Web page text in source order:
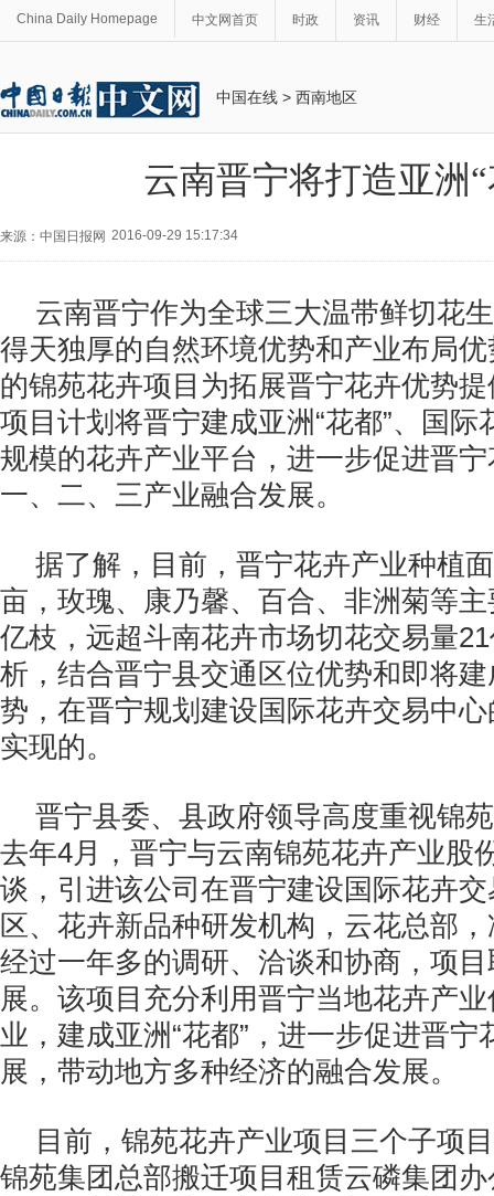
China Daily Homepage 中文网首页 时政 资讯 财经 生
中国在线 > 西南地区
云南晋宁将打造亚洲
来源：中国日报网 2016-09-29 15:17:34
云南晋宁作为全球三大温带鲜切花
得天独厚的自然环境优势和产业布局
的锦苑花卉项目为拓展晋宁花卉优势
项目计划将晋宁建成亚洲“花都”、国际
规模的花卉产业平台，进一步促进晋
一、二、三产业融合发展。
据了解，目前，晋宁花卉产业种植
亩，玫瑰、康乃馨、百合、非洲菊等
亿枝，远超斗南花卉市场切花交易量
析，结合晋宁县交通区位优势和即将
势，在晋宁规划建设国际花卉交易中
实现的。
晋宁县委、县政府领导高度重视锦
去年4月，晋宁与云南锦苑花卉产业股
谈，引进该公司在晋宁建设国际花卉
区、花卉新品种研发机构，云花总部
经过一年多的调研、洽谈和协商，项
展。该项目充分利用晋宁当地花卉产
业，建成亚洲“花都”，进一步促进晋宁
展，带动地方多种经济的融合发展。
目前，锦苑花卉产业项目三个子项
锦苑集团总部搬迁项目租赁云磷集团